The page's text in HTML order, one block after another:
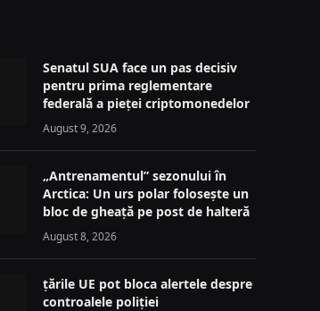
Senatul SUA face un pas decisiv
pentru prima reglementare
federală a pieței criptomonedelor
August 9, 2026
„Antrenamentul” sezonului în
Arctica: Un urs polar folosește un
bloc de gheață pe post de halteră
August 8, 2026
țările UE pot bloca alertele despre
controalele poliției